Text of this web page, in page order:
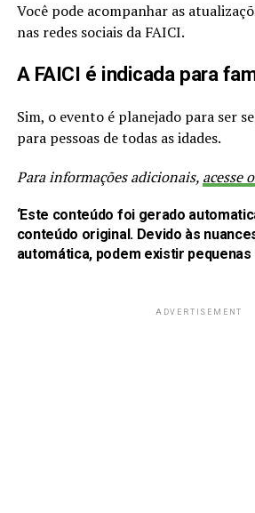
Você pode acompanhar as
nas redes sociais da FAICI.
A FAICI é indicada para
Sim, o evento é planejado para ser
para pessoas de todas as idades.
Para informações adicionais, acesse
‘Este conteúdo foi gerado
conteúdo original. Devido às
automática, podem existir pequenas
ADVERTISEMENT